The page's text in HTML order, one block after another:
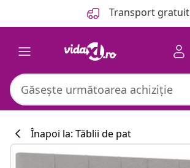
Transport gratuit
Înapoi la: Tăblii de pat